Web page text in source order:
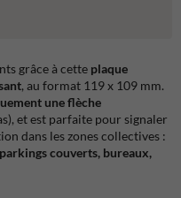
grâce à cette plaque
, au format 119 x 109 mm.
une flèche
et est parfaite pour signaler
dans les zones collectives :
couverts, bureaux,